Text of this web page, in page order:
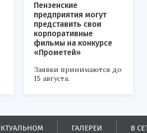
Пензенские
предприятия могут
представить свои
корпоративные
фильмы на конкурсе
«Прометей»
Заявки принимаются до
15 августа.
ГАЛЕРЕИ В